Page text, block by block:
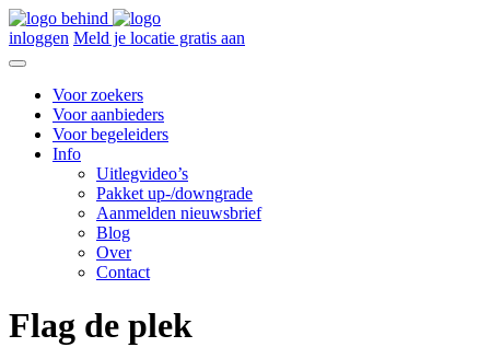
inloggen Meld je locatie gratis aan
Voor zoekers
Voor aanbieders
Voor begeleiders
Info
Uitlegvideo’s
Pakket up-/downgrade
Aanmelden nieuwsbrief
Blog
Over
Contact
Flag de plek